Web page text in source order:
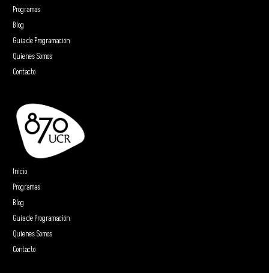
Programas
Blog
Guía de Programación
Quienes Somos
Contacto
Inicio
Programas
Blog
Guía de Programación
Quienes Somos
Contacto